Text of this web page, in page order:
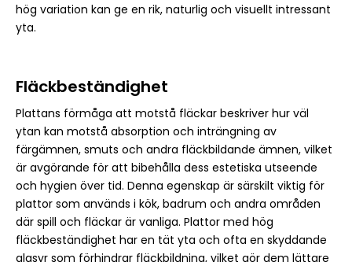
hög variation kan ge en rik, naturlig och visuellt intressant
yta.
Fläckbeständighet
Plattans förmåga att motstå fläckar beskriver hur väl
ytan kan motstå absorption och inträngning av
färgämnen, smuts och andra fläckbildande ämnen, vilket
är avgörande för att bibehålla dess estetiska utseende
och hygien över tid. Denna egenskap är särskilt viktig för
plattor som används i kök, badrum och andra områden
där spill och fläckar är vanliga. Plattor med hög
fläckbeständighet har en tät yta och ofta en skyddande
glasyr som förhindrar fläckbildning, vilket gör dem lättare